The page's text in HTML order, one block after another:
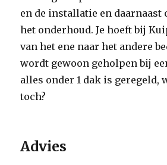
en de installatie en daarnaast
het onderhoud. Je hoeft bij
van het ene naar het andere
wordt gewoon geholpen bij
alles onder 1 dak is geregeld,
toch?
Advies